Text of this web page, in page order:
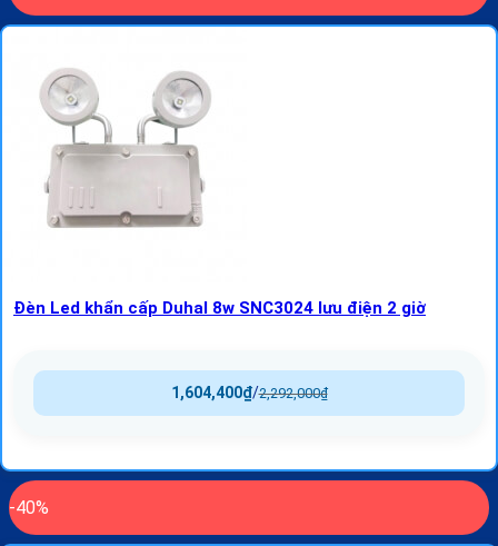
Đèn Led khẩn cấp Duhal 8w SNC3024 lưu điện 2 giờ
2,292,000₫
/
1,604,400₫
-40%